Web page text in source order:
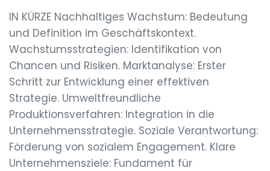
IN KÜRZE Nachhaltiges Wachstum: Bedeutung
und Definition im Geschäftskontext.
Wachstumsstrategien: Identifikation von
Chancen und Risiken. Marktanalyse: Erster
Schritt zur Entwicklung einer effektiven
Strategie. Umweltfreundliche
Produktionsverfahren: Integration in die
Unternehmensstrategie. Soziale Verantwortung:
Förderung von sozialem Engagement. Klare
Unternehmensziele: Fundament für